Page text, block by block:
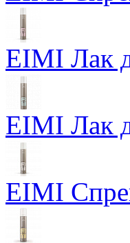
EIMI Лак
EIMI Лак
EIMI